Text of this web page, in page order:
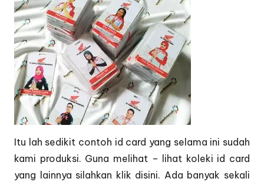
Itu lah sedikit contoh id card yang selama ini sudah
kami produksi. Guna melihat – lihat koleki id card
yang lainnya silahkan klik disini. Ada banyak sekali